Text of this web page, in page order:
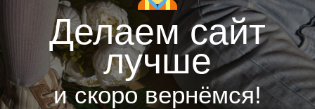
Делаем сайт
лучше
и скоро вернёмся!